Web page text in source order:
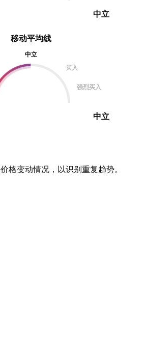
中立
移动平均线
中立
买入
强烈买入
中立
格变动情况，以识别重复趋势。